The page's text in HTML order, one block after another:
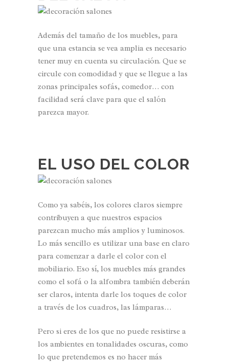
Además del tamaño de los muebles, para
que una estancia se vea amplia es necesario
tener muy en cuenta su circulación. Que se
circule con comodidad y que se llegue a las
zonas principales sofás, comedor… con
facilidad será clave para que el salón
parezca mayor.
EL USO DEL COLOR
Como ya sabéis, los colores claros siempre
contribuyen a que nuestros espacios
parezcan mucho más amplios y luminosos.
Lo más sencillo es utilizar una base en claro
para comenzar a darle el color con el
mobiliario. Eso sí, los muebles más grandes
como el sofá o la alfombra también deberán
ser claros, intenta darle los toques de color
a través de los cuadros, las lámparas…
Pero si eres de los que no puede resistirse a
los ambientes en tonalidades oscuras, como
lo que pretendemos es no hacer más